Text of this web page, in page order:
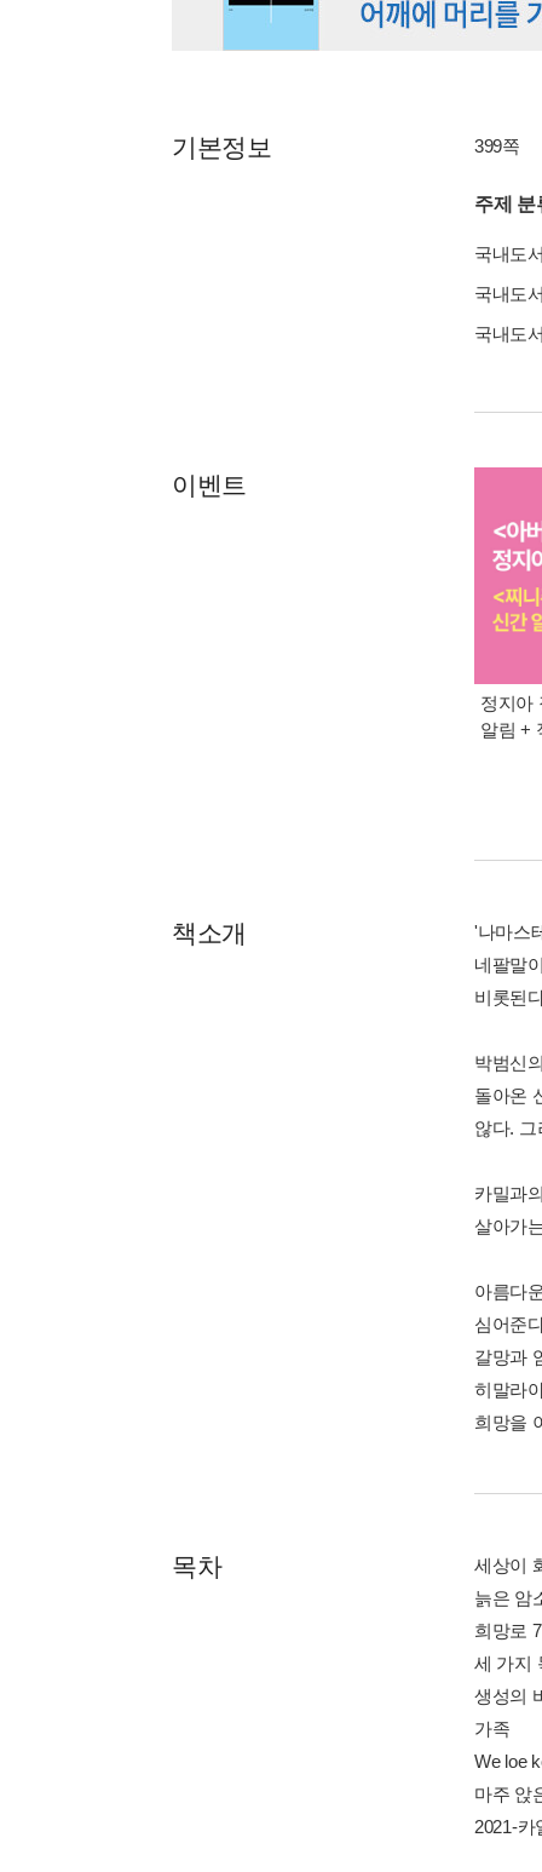
기본정보 399쪽
주제 분
국내도
국내도
국내도
이벤트
정지아
알림 +
책소개
'나마스
네팔말
비롯된
박범신
돌아온
않다.
카밀과
살아가
아름다
심어준
갈망과
히말라
희망을
목차
세상이
늙은 암
희망로
세 가지
생성의
가족
We loe
마주 앉
2021-카